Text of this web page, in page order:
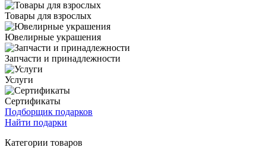
Товары для взрослых
Ювелирные украшения
Запчасти и принадлежности
Услуги
Сертификаты
Подборщик подарков
Найти подарки
Категории товаров